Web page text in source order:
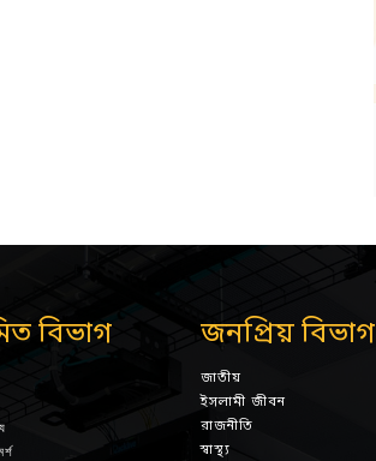
বিভাগ জনপ্রিয় বিভাগ
জাতীয়
ইসলামী জীবন
রাজনীতি
স্বাস্থ্য